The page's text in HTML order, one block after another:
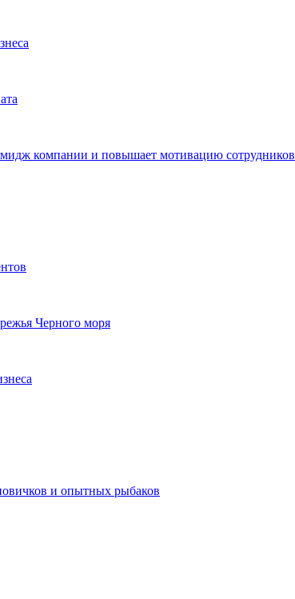
компании и повышает мотивацию сотрудников
Черного моря
и опытных рыбаков